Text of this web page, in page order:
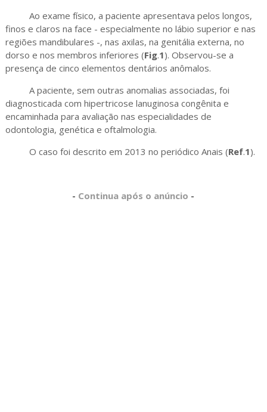
Ao exame físico, a paciente apresentava pelos longos,
finos e claros na face - especialmente no lábio superior e nas
regiões mandibulares -, nas axilas, na genitália externa, no
dorso e nos membros inferiores (Fig.1). Observou-se a
presença de cinco elementos dentários anômalos.
A paciente, sem outras anomalias associadas, foi
diagnosticada com hipertricose lanuginosa congênita e
encaminhada para avaliação nas especialidades de
odontologia, genética e oftalmologia.
O caso foi descrito em 2013 no periódico Anais (Ref.1).
- Continua após o anúncio -